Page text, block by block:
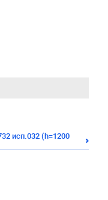
исп.032 (h=1200